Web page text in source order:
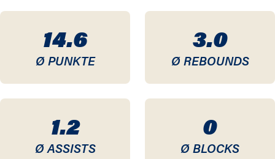
14.6
Ø PUNKTE
3.0
Ø REBOUNDS
1.2
Ø ASSISTS
0
Ø BLOCKS